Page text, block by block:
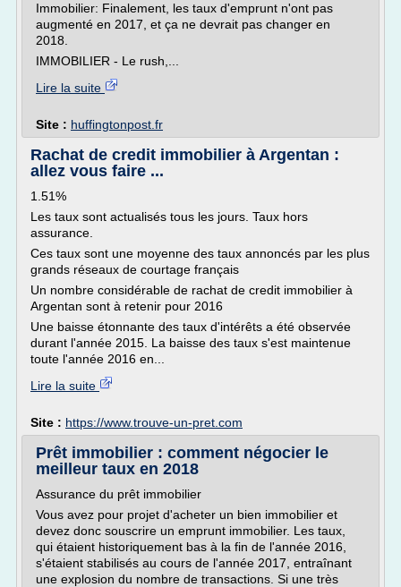
Immobilier: Finalement, les taux d'emprunt n'ont pas
augmenté en 2017, et ça ne devrait pas changer en
2018.
IMMOBILIER - Le rush,...
Lire la suite
Site : huffingtonpost.fr
Rachat de credit immobilier à Argentan :
allez vous faire ...
1.51%
Les taux sont actualisés tous les jours. Taux hors
assurance.
Ces taux sont une moyenne des taux annoncés par les plus
grands réseaux de courtage français
Un nombre considérable de rachat de credit immobilier à
Argentan sont à retenir pour 2016
Une baisse étonnante des taux d'intérêts a été observée
durant l'année 2015. La baisse des taux s'est maintenue
toute l'année 2016 en...
Lire la suite
Site : https://www.trouve-un-pret.com
Prêt immobilier : comment négocier le
meilleur taux en 2018
Assurance du prêt immobilier
Vous avez pour projet d'acheter un bien immobilier et
devez donc souscrire un emprunt immobilier. Les taux,
qui étaient historiquement bas à la fin de l'année 2016,
s'étaient stabilisés au cours de l'année 2017, entraînant
une explosion du nombre de transactions. Si une très